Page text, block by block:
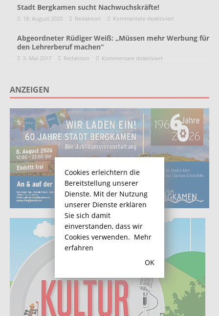
Stadt Bergkamen sucht Nachwuchskräfte!
18. August 2020 Redaktion Kommentare deaktiviert
Abgeordneter Rüdiger Weiß: „Müssen mehr Werbung für
den Lehrerberuf machen“
5. Mai 2017 Redaktion Kommentare deaktiviert
ANZEIGEN
Cookies erleichtern die
Bereitstellung unserer
Dienste. Mit der Nutzung
unserer Dienste erklären
Sie sich damit
einverstanden, dass wir
Cookies verwenden. Mehr
erfahren
OK